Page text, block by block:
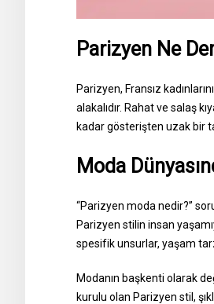
Parizyen Ne
Parizyen, Fransız
alakalıdır. Rahat ve salaş
kadar gösterişten uzak bir
Moda
“Parizyen moda nedir?”
Parizyen stilin insan
spesifik unsurlar, yaşam
Modanın başkenti olarak
kurulu olan Parizyen stil,